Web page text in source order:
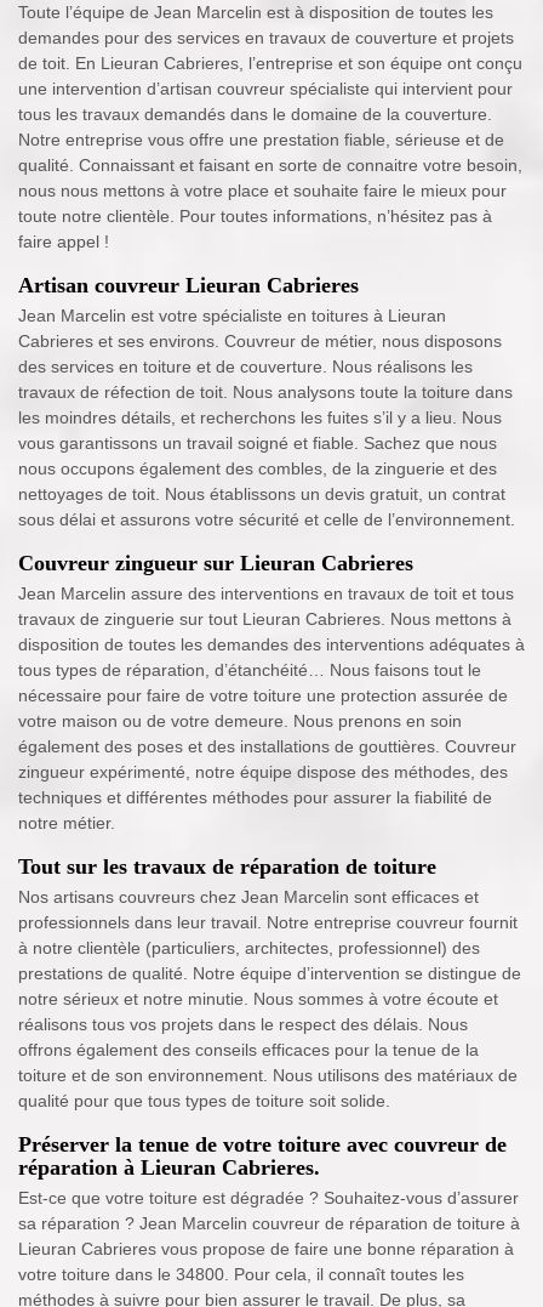
Toute l’équipe de Jean Marcelin est à disposition de toutes les
demandes pour des services en travaux de couverture et projets
de toit. En Lieuran Cabrieres, l’entreprise et son équipe ont conçu
une intervention d’artisan couvreur spécialiste qui intervient pour
tous les travaux demandés dans le domaine de la couverture.
Notre entreprise vous offre une prestation fiable, sérieuse et de
qualité. Connaissant et faisant en sorte de connaitre votre besoin,
nous nous mettons à votre place et souhaite faire le mieux pour
toute notre clientèle. Pour toutes informations, n’hésitez pas à
faire appel !
Artisan couvreur Lieuran Cabrieres
Jean Marcelin est votre spécialiste en toitures à Lieuran
Cabrieres et ses environs. Couvreur de métier, nous disposons
des services en toiture et de couverture. Nous réalisons les
travaux de réfection de toit. Nous analysons toute la toiture dans
les moindres détails, et recherchons les fuites s’il y a lieu. Nous
vous garantissons un travail soigné et fiable. Sachez que nous
nous occupons également des combles, de la zinguerie et des
nettoyages de toit. Nous établissons un devis gratuit, un contrat
sous délai et assurons votre sécurité et celle de l’environnement.
Couvreur zingueur sur Lieuran Cabrieres
Jean Marcelin assure des interventions en travaux de toit et tous
travaux de zinguerie sur tout Lieuran Cabrieres. Nous mettons à
disposition de toutes les demandes des interventions adéquates à
tous types de réparation, d’étanchéité… Nous faisons tout le
nécessaire pour faire de votre toiture une protection assurée de
votre maison ou de votre demeure. Nous prenons en soin
également des poses et des installations de gouttières. Couvreur
zingueur expérimenté, notre équipe dispose des méthodes, des
techniques et différentes méthodes pour assurer la fiabilité de
notre métier.
Tout sur les travaux de réparation de toiture
Nos artisans couvreurs chez Jean Marcelin sont efficaces et
professionnels dans leur travail. Notre entreprise couvreur fournit
à notre clientèle (particuliers, architectes, professionnel) des
prestations de qualité. Notre équipe d’intervention se distingue de
notre sérieux et notre minutie. Nous sommes à votre écoute et
réalisons tous vos projets dans le respect des délais. Nous
offrons également des conseils efficaces pour la tenue de la
toiture et de son environnement. Nous utilisons des matériaux de
qualité pour que tous types de toiture soit solide.
Préserver la tenue de votre toiture avec couvreur de
réparation à Lieuran Cabrieres.
Est-ce que votre toiture est dégradée ? Souhaitez-vous d’assurer
sa réparation ? Jean Marcelin couvreur de réparation de toiture à
Lieuran Cabrieres vous propose de faire une bonne réparation à
votre toiture dans le 34800. Pour cela, il connaît toutes les
méthodes à suivre pour bien assurer le travail. De plus, sa